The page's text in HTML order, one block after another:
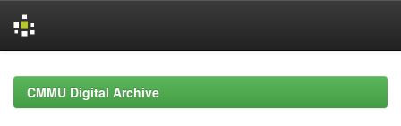
navigationCMMU Digital Archive